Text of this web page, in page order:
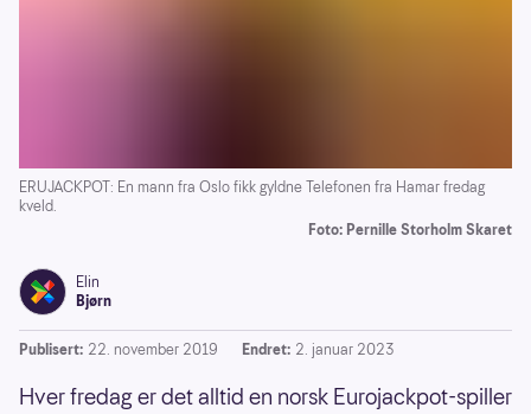
ERUJACKPOT: En mann fra Oslo fikk gyldne Telefonen fra Hamar fredag
kveld.
Foto: Pernille Storholm Skaret
Elin
Bjørn
Publisert: 22. november 2019 Endret: 2. januar 2023
Hver fredag er det alltid en norsk Eurojackpot-spiller